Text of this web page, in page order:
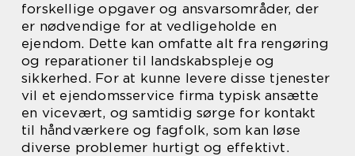
forskellige opgaver og ansvarsområder, der
er nødvendige for at vedligeholde en
ejendom. Dette kan omfatte alt fra rengøring
og reparationer til landskabspleje og
sikkerhed. For at kunne levere disse tjenester
vil et ejendomsservice firma typisk ansætte
en vicevært, og samtidig sørge for kontakt
til håndværkere og fagfolk, som kan løse
diverse problemer hurtigt og effektivt.